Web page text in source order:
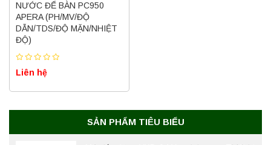
NƯỚC ĐỂ BÀN PC950
APERA (PH/MV/ĐỘ
DẪN/TDS/ĐỘ MẶN/NHIỆT
ĐỘ)
Liên hệ
SẢN PHẨM TIÊU BIỂU
Nồi hấp chân không BKQ-B50V BIOBASE
(50 Lít) – Giải pháp tiệt trùng hiệu quả
Liên hệ
Liên hệ